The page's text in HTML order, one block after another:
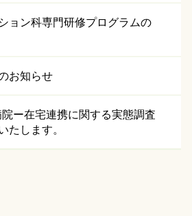
ョン科専門研修プログラムの
お知らせ
ー在宅連携に関する実態調査
たします。